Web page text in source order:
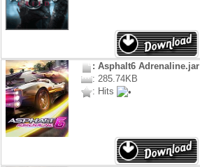
: Asphalt6 Adrenaline.jar
: 285.74KB
: Hits